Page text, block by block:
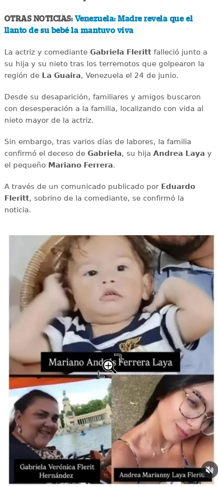
OTRAS NOTICIAS: Venezuela: Madre revela que el
llanto de su bebé la mantuvo viva
La actriz y comediante Gabriela Flerittfalleció junto a
su hija y su nieto tras los terremotos que golpearon la
región de La Guaira, Venezuela el 24 de junio.
Desde su desaparición, familiares y amigos buscaron
con desesperación a la familia, localizando con vida al
nieto mayor de la actriz.
Sin embargo, tras varios días de labores, la familia
confirmó el deceso de Gabriela, su hija Andrea Laya y
el pequeño Mariano Ferrera.
A través de un comunicado publicado por Eduardo
Fleritt, sobrino de la comediante, se confirmó la
noticia.